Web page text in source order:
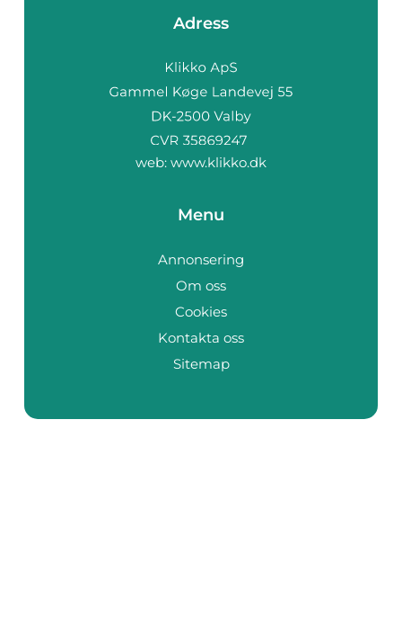
Adress
web: www.klikko.dk
Menu
Annonsering
Om oss
Cookies
Kontakta oss
Sitemap